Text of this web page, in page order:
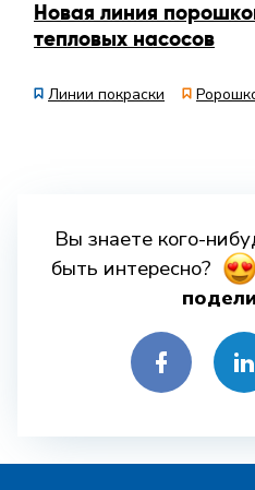
Новая линия
тепловых насосов
Линии покраски
Вы знаете кого-
быть интересно?